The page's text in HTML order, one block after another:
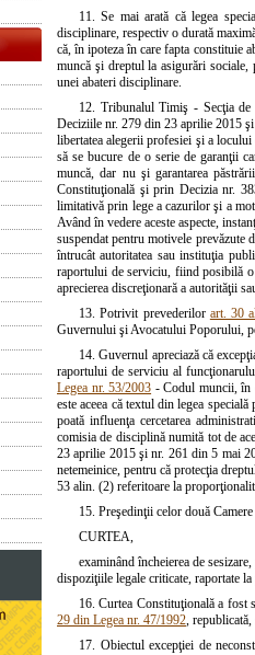
11. Se mai arată că legea
disciplinare, respectiv o durată
că, în ipoteza în care fapta constituie
muncă şi dreptul la asigurări sociale,
unei abateri disciplinare.
12. Tribunalul Timiş - Secţia de
Deciziile nr. 279 din 23 aprilie 2015
libertatea alegerii profesiei şi a locului
să se bucure de o serie de garanţii
muncă, dar nu şi garantarea
Constituţională şi prin Decizia nr.
limitativă prin lege a cazurilor şi a
Având în vedere aceste aspecte,
suspendat pentru motivele
întrucât autoritatea sau instituţia
raportului de serviciu, fiind posibilă o
aprecierea discreţionară a autorităţii
13. Potrivit prevederilor art. 30
Guvernului şi Avocatului Poporului,
14. Guvernul apreciază că
raportului de serviciu al
Legea nr. 53/2003 - Codul muncii, în
este aceea că textul din legea
poată influenţa cercetarea
comisia de disciplină numită tot de
23 aprilie 2015 şi nr. 261 din 5 mai
netemeinice, pentru că protecţia
53 alin. (2) referitoare la
15. Preşedinţii celor două
CURTEA,
examinând încheierea de
dispoziţiile legale criticate, raportate
16. Curtea Constituţională a fost
29 din Legea nr. 47/1992 ,
17. Obiectul excepţiei de